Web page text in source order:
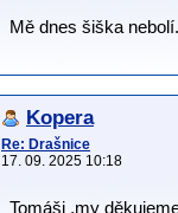
Mě dnes šiška
Kopera
Re: Drašnice
17. 09. 2025 10:18
Tomáši ,my